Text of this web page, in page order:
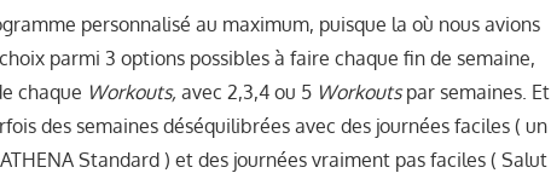
personnalisé au maximum, puisque la où nous avions
parmi 3 options possibles à faire chaque fin de semaine,
chaque Workouts,avec 2,3,4 ou 5 Workoutspar semaines. Et
des semaines déséquilibrées avec des journées faciles ( un
Standard ) et des journées vraiment pas faciles ( Salut